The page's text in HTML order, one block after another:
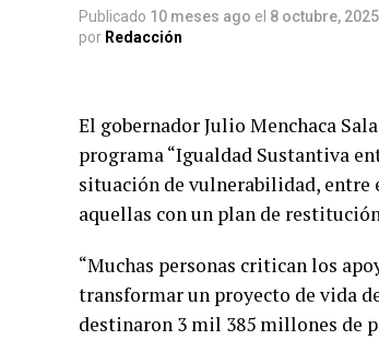
Publicado 10 meses ago el 8 octubre, 2025
por Redacción
El gobernador Julio Menchaca
programa “Igualdad Sustantiva
situación de vulnerabilidad, entre
aquellas con un plan de
“Muchas personas critican los
transformar un proyecto de vida
destinaron 3 mil 385 millones de